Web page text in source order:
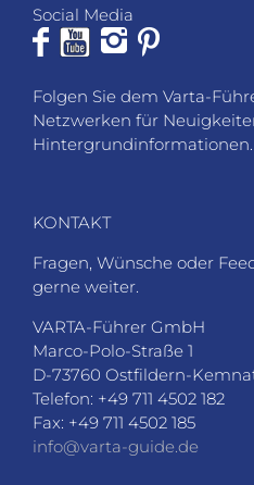
Social Media
Folgen Sie dem Varta-
Netzwerken für
Hintergrundinformationen.
KONTAKT
Fragen, Wünsche oder
gerne weiter.
VARTA-Führer GmbH
Marco-Polo-Straße 1
D-73760 Ostfildern-
Telefon: +49 711 4502 182
Fax: +49 711 4502 185
info@varta-guide.de